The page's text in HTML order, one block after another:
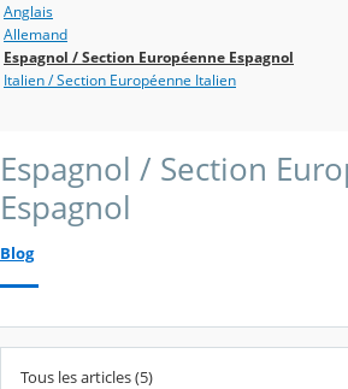
Anglais
Allemand
Espagnol / Section Européenne Espagnol
Italien / Section Européenne Italien
Espagnol / Section
Espagnol
Blog
Tous les articles (5)